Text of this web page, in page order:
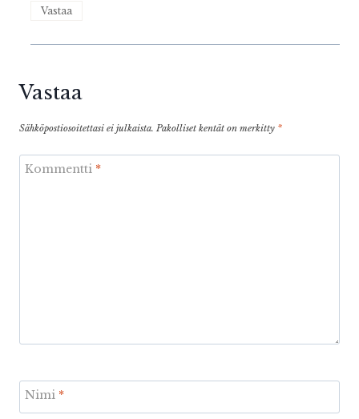
Vastaa
Vastaa
Sähköpostiosoitettasi ei julkaista. Pakolliset kentät on merkitty *
Kommentti *
Nimi *